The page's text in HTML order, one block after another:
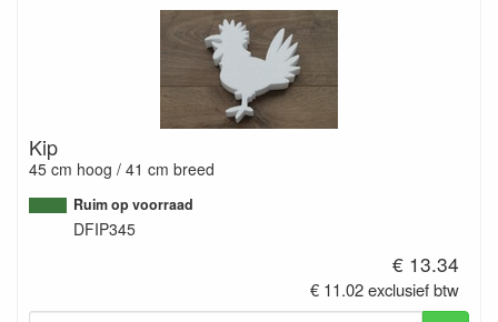
Kip
45 cm hoog / 41 cm breed
Ruim op voorraad
DFIP345
€ 13.34
€ 11.02 exclusief btw